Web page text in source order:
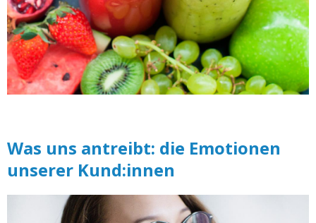
Was uns antreibt: die Emotionen
unserer Kund:innen